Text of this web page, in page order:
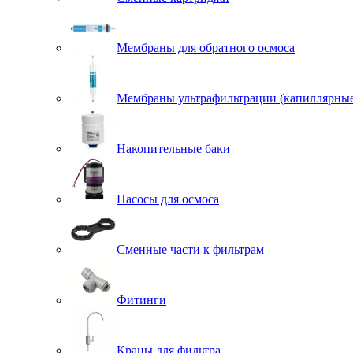
Мембраны для обратного осмоса
Мембраны ультрафильтрации
Накопительные баки
Насосы для осмоса
Сменные части к фильтрам
Фитинги
Краны для фильтра